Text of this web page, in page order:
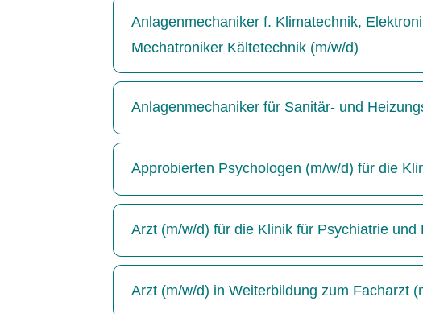
Anlagenmechaniker f. Klimatechnik,
Mechatroniker Kältetechnik (m/w/d)
Anlagenmechaniker für Sanitär- und
Approbierten Psychologen (m/w/d) für die
Arzt (m/w/d) für die Klinik für Psychiatrie und
Arzt (m/w/d) in Weiterbildung zum Facharzt